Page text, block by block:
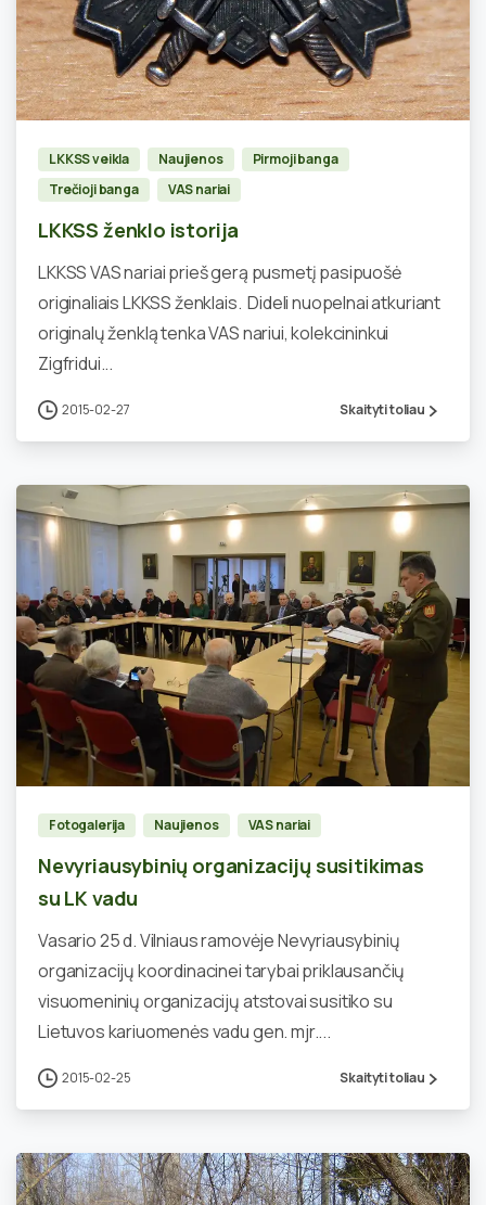
0
LKKSS veikla Naujienos
Pirmoji banga
Trečioji banga
VAS nariai
LKKSS ženklo istorija
LKKSS VAS nariai prieš gerą pusmetį pasipuošė
originaliais LKKSS ženklais. Dideli nuopelnai atkuriant
originalų ženklą tenka VAS nariui, kolekcininkui
Zigfridui...
2015-02-27 Skaityti toliau
Fotogalerija Naujienos VAS nariai
Nevyriausybinių organizacijų susitikimas
su LK vadu
Vasario 25 d. Vilniaus ramovėje Nevyriausybinių
organizacijų koordinacinei tarybai priklausančių
visuomeninių organizacijų atstovai susitiko su
Lietuvos kariuomenės vadu gen. mjr....
2015-02-25 Skaityti toliau